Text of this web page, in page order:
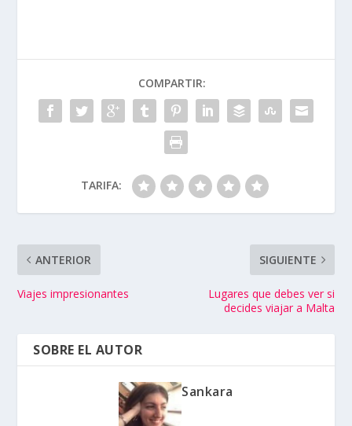
COMPARTIR:
TARIFA:
ANTERIOR
Viajes impresionantes
SIGUIENTE
Lugares que debes ver si
decides viajar a Malta
SOBRE EL AUTOR
Sankara